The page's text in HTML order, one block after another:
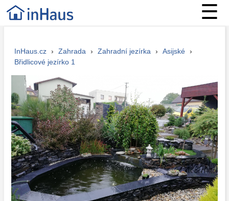
☰
InHaus.cz › Zahrada › Zahradní jezírka › Asijské ›
Břidlicové jezírko 1